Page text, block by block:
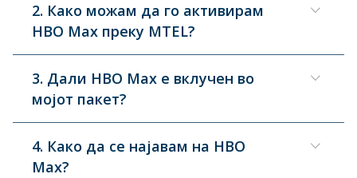
2. Како можам да го активирам
HBO Max преку MTEL?
3. Дали HBO Max е вклучен во
мојот пакет?
4. Како да се најавам на HBO
Max?